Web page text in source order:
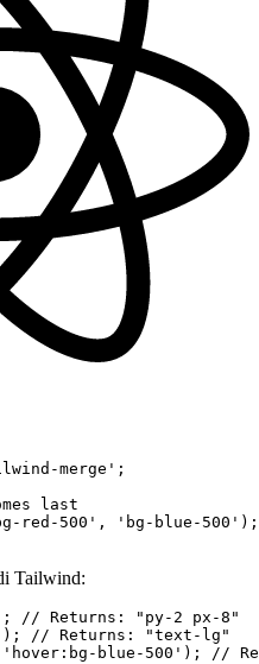
merge' ;
last
red-500' , 'bg-blue-500' );
Tailwind:
// Returns: "py-2 px-8"
); // Returns: "text-lg"
'hover:bg-blue-500' ); //